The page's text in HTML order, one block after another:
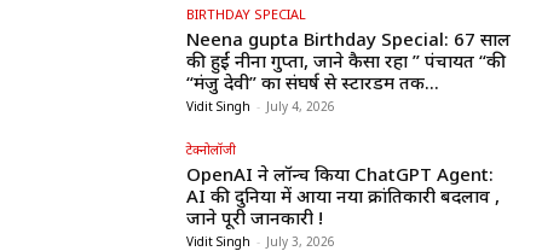
BIRTHDAY SPECIAL
Neena gupta Birthday Special: 67 साल
की हुईं नीना गुप्ता, जाने कैसा रहा ” पंचायत “की
“मंजु देवी” का संघर्ष से स्टारडम तक...
Vidit Singh - July 4, 2026
टेक्नोलॉजी
OpenAI ने लॉन्च किया ChatGPT Agent:
AI की दुनिया में आया नया क्रांतिकारी बदलाव ,
जाने पूरी जानकारी !
Vidit Singh - July 3, 2026